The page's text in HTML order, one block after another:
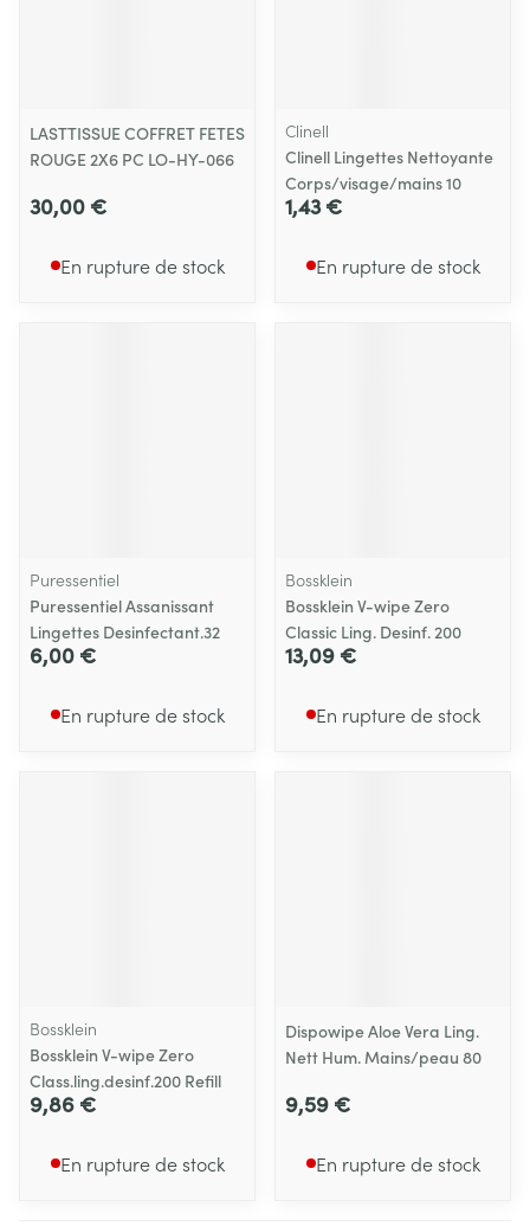
LASTTISSUE COFFRET FETES
ROUGE 2X6 PC LO-HY-066
30,00 €
En rupture de stock
Clinell
Clinell Lingettes Nettoyante
Corps/visage/mains 10
1,43 €
En rupture de stock
Puressentiel
Puressentiel Assanissant
Lingettes Desinfectant.32
6,00 €
En rupture de stock
Bossklein
Bossklein V-wipe Zero
Classic Ling. Desinf. 200
13,09 €
En rupture de stock
Bossklein
Bossklein V-wipe Zero
Class.ling.desinf.200 Refill
9,86 €
En rupture de stock
Dispowipe Aloe Vera Ling.
Nett Hum. Mains/peau 80
9,59 €
En rupture de stock